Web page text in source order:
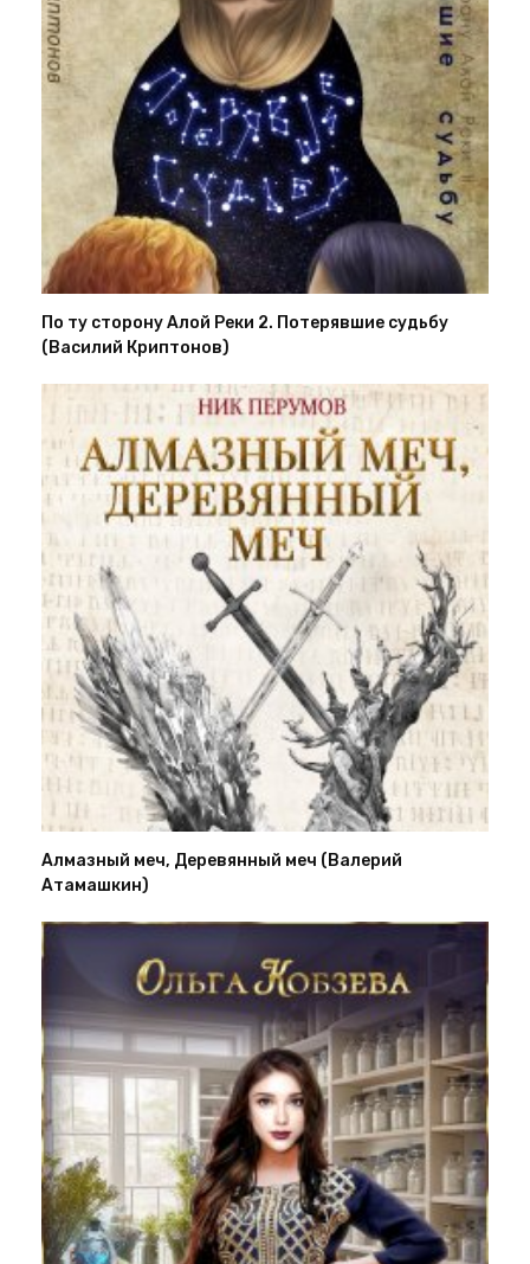
По ту сторону Алой Реки 2. Потерявшие судьбу
(Василий Криптонов)
Алмазный меч, Деревянный меч (Валерий
Атамашкин)